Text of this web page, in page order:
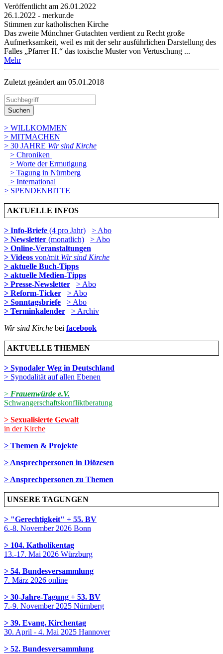
Veröffentlicht am 26­.01.2022
26.1.2022 - merkur.de
Stimmen zur katholischen Kirche
Das zweite Münchner Gutachten verdient zu Recht große
Aufmerksamkeit, weil es mit der sehr ausführlichen Darstellung des
Falles „Pfarrer H.“ das toxische Muster von Vertuschung ...
Mehr
Zuletzt geändert am 05­.01.2018
Suchen
> WILLKOMMEN
> MITMACHEN
> 30 JAHRE Wir sind Kirche
> Chroniken
> Worte der Ermutigung
> Tagung in Nürnberg
> International
> SPENDENBITTE
AKTUELLE INFOS
> Info-Briefe (4 pro Jahr)
> Abo
> Newsletter (monatlich)
> Abo
> Online-Veranstaltungen
> Videos von/mit Wir sind Kirche
> aktuelle Buch-Tipps
> aktuelle Medien-Tipps
> Presse-Newsletter
> Abo
> Reform-Ticker
> Abo
> Sonntagsbriefe
> Abo
> Terminkalender
> Archiv
Wir sind Kirche bei facebook
AKTUELLE THEMEN
> Synodaler Weg in Deutschland
> Synodalität auf allen Ebenen
> Frauenwürde e.V.
Schwangerschaftskonfliktberatung
> Sexualisierte Gewalt
in der Kirche
> Themen & Projekte
> Ansprechpersonen in Diözesen
> Ansprechpersonen zu Themen
UNSERE TAGUNGEN
> "Gerechtigkeit" + 55. BV
6.-8. November 2026 Bonn
> 104. Katholikentag
13.-17. Mai 2026 Würzburg
> 54. Bundesversammlung
7. März 2026 online
> 30-Jahre-Tagung + 53. BV
7.-9. November 2025 Nürnberg
> 39. Evang. Kirchentag
30. April - 4. Mai 2025 Hannover
> 52. Bundesversammlung